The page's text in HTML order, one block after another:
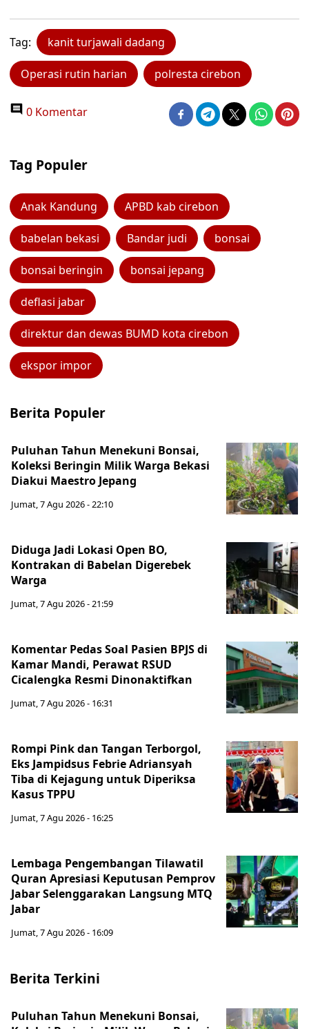
Tag: kanit turjawali dadang
Operasi rutin harian polresta cirebon
0 Komentar
Tag Populer
Anak Kandung APBD kab cirebon
babelan bekasi Bandar judi bonsai
bonsai beringin bonsai jepang
deflasi jabar
direktur dan dewas BUMD kota cirebon
ekspor impor
Berita Populer
Puluhan Tahun Menekuni Bonsai,
Koleksi Beringin Milik Warga Bekasi
Diakui Maestro Jepang
Jumat, 7 Agu 2026 - 22:10
Diduga Jadi Lokasi Open BO,
Kontrakan di Babelan Digerebek
Warga
Jumat, 7 Agu 2026 - 21:59
Komentar Pedas Soal Pasien BPJS di
Kamar Mandi, Perawat RSUD
Cicalengka Resmi Dinonaktifkan
Jumat, 7 Agu 2026 - 16:31
Rompi Pink dan Tangan Terborgol,
Eks Jampidsus Febrie Adriansyah
Tiba di Kejagung untuk Diperiksa
Kasus TPPU
Jumat, 7 Agu 2026 - 16:25
Lembaga Pengembangan Tilawatil
Quran Apresiasi Keputusan Pemprov
Jabar Selenggarakan Langsung MTQ
Jabar
Jumat, 7 Agu 2026 - 16:09
Berita Terkini
Puluhan Tahun Menekuni Bonsai,